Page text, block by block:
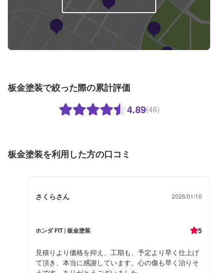
板金塗装で絞った際の累計評価
4.89(46)
板金塗装を利用した方の口コミ
さくらさん 2026/01/10
ホンダ FIT | 板金塗装 5
見積りより価格を抑え、工期も、予定より早く仕上げ
て頂き、本当に感謝しています。心の傷も早く治りそ